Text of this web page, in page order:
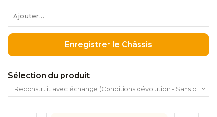
Enregistrer le Châssis
Sélection du produit